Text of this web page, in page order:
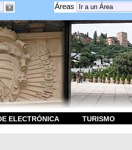
Áreas
ELECTRÓNICA TURISMO